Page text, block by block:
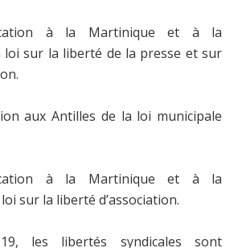
à la Martinique et à la
loi sur la liberté de la presse et sur
aux Antilles de la loi municipale
à la Martinique et à la
sur la liberté d’association.
les libertés syndicales sont